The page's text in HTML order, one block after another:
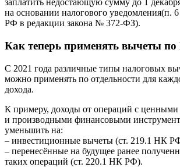
заплатить недостающую сумму до 1
на основании налогового уведомления(п.
РФ в редакции закона № 372-ФЗ).
Как теперь применять вычеты
С 2021 года различные типы налоговых
можно применять по отдельности для
дохода.
К примеру, доходы от операций с ценными
и производными финансовыми
уменьшить на:
– инвестиционные вычеты (ст. 219.1 НК
– перенесённые на будущее ранее
таких операций (ст. 220.1 НК РФ).